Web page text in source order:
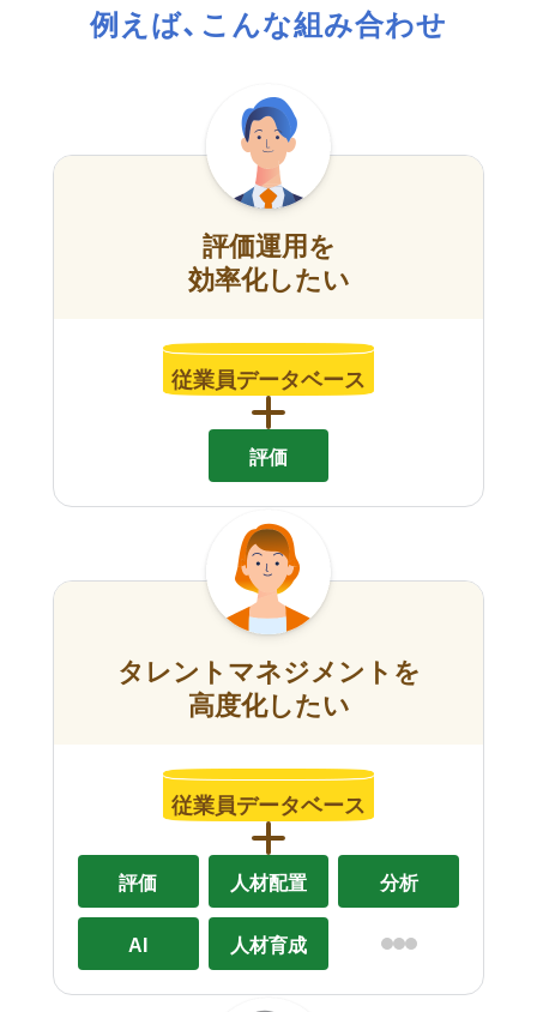
例えば、こんな組み合わせ
評価運用を
効率化したい
従業員データベース
評価
タレントマネジメントを
高度化したい
従業員データベース
評価 人材配置 分析
AI 人材育成